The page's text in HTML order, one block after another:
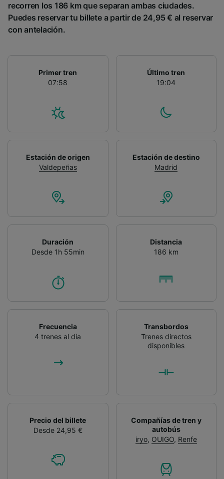
recorren los 186 km que separan ambas ciudades.
Puedes reservar tu billete a partir de 24,95 € al reservar
con antelación.
Primer tren
07:58
Último tren
19:04
Estación de origen
Valdepeñas
Estación de destino
Madrid
Duración
Desde 1h 55min
Distancia
186 km
Frecuencia
4 trenes al día
Transbordos
Trenes directos
disponibles
Precio del billete
Desde 24,95 €
Compañías de tren y
autobús
iryo, OUIGO, Renfe